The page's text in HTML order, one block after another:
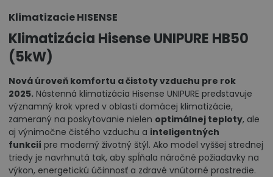
Klimatizacie HISENSE
Klimatizácia Hisense UNIPURE HB50
(5kW)
Nová úroveň komfortu a čistoty vzduchu pre rok
2025. Nástenná klimatizácia Hisense UNIPURE predstavuje
významný krok vpred v oblasti domácej klimatizácie,
zameraný na poskytovanie nielen optimálnej teploty, ale
aj výnimočne čistého vzduchu a inteligentných
funkcií pre moderný životný štýl. Ako model vyššej strednej
triedy je navrhnutá tak, aby spĺňala náročné požiadavky na
výkon, energetickú účinnosť a zdravé vnútorné prostredie.